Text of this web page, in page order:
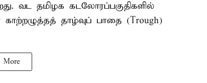
வட தமிழக கடலோரப்பகுதிகளில்
தாழ்வுப் பாதை (Trough)
More